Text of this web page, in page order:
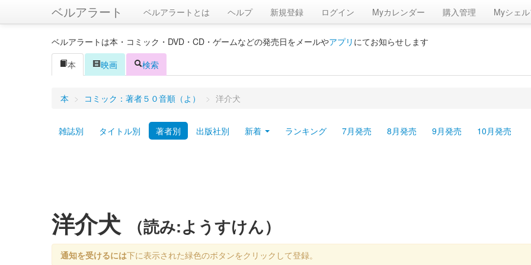
ベルアラート ベルアラートとは ヘルプ 新規登録 ログイン Myカレンダー 購入管理 Myシェル
ベルアラートは本・コミック・DVD・CD・ゲームなどの発売日をメールやアプリ にてお知らせします
本
映画 検索
本 > コミック：著者５０音順（よ） > 洋介犬
雑誌別 タイトル別 著者別 出版社別 新着 ランキング 7月発売 8月発売 9月発売 10月発売
洋介犬 （読み:ようすけん）
通知を受けるには下に表示された緑色のボタンをクリックして登録。